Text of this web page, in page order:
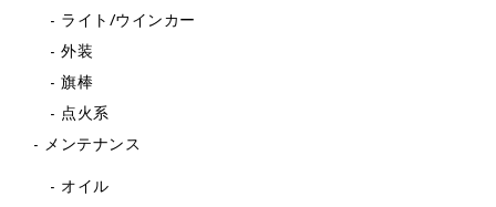
ライト/ウインカー
外装
旗棒
点火系
メンテナンス
オイル